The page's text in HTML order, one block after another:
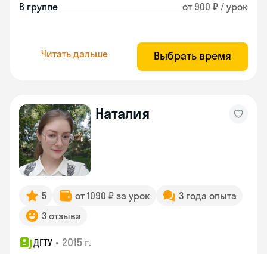
В группе от 900 ₽ / урок
Читать дальше Выбрать время
Наталия
5 от 1090 ₽ за урок
3 года опыта
3 отзыва
ДГТУ • 2015 г.